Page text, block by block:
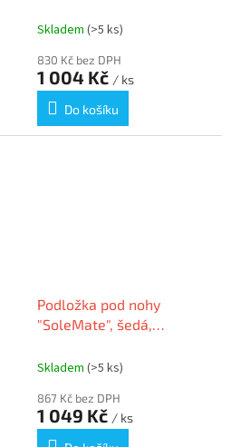
KENSINGTON K72481WW
Skladem (>5 ks)
830 Kč bez DPH
1 004 Kč / ks
Do košíku
Podložka pod nohy
"SoleMate", šedá,
Skladem (>5 ks)
867 Kč bez DPH
1 049 Kč / ks